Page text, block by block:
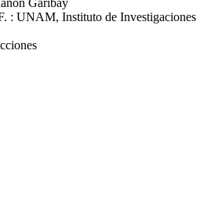
: UNAM, Instituto de Investigaciones